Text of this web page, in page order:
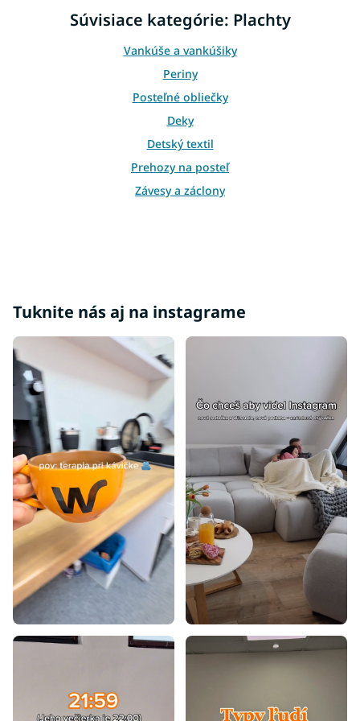
e
p
r
v
k
y
ý
p
i
s
u
e
Súvisiace kategórie: Plachty
Vankúše a vankúšiky
Periny
Posteľné obliečky
Deky
Detský textil
Prehozy na posteľ
Závesy a záclony
Tuknite nás aj na instagrame